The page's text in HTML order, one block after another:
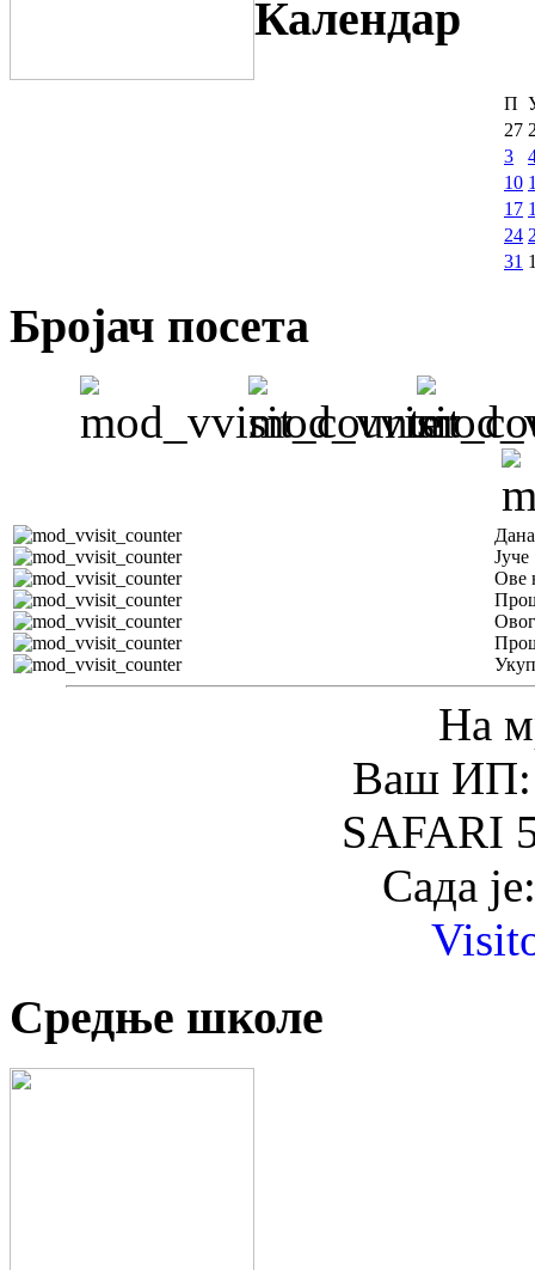
Календар
П
27
3
10
17
24
31
Бројач посета
Јуче
Ове
На
Ваш ИП:
SAFARI
Сада
Средње школе